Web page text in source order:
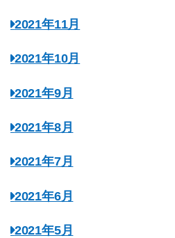
2021年11月
2021年10月
2021年9月
2021年8月
2021年7月
2021年6月
2021年5月